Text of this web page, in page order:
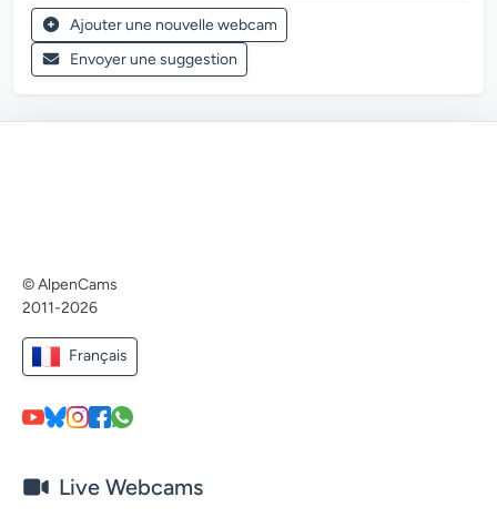
Ajouter une nouvelle webcam
Envoyer une suggestion
© AlpenCams
2011-2026
Français
Live Webcams